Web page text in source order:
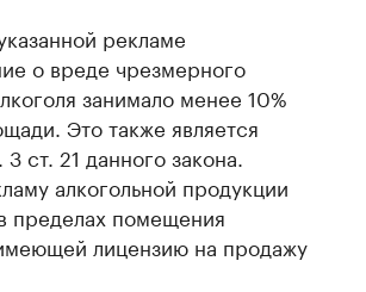
рекламе
о вреде чрезмерного
занимало менее 10%
Это также является
ст. 21 данного закона.
алкогольной продукции
пределах помещения
лицензию на продажу